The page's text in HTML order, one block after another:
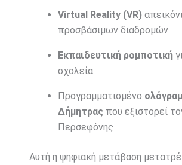
Virtual Reality (VR)
προσβάσιμων διαδρομών
Εκπαιδευτική ρομποτική
σχολεία
Προγραμματισμένο
Δήμητρας που εξιστορεί
Περσεφόνης
Αυτή η ψηφιακή μετάβαση